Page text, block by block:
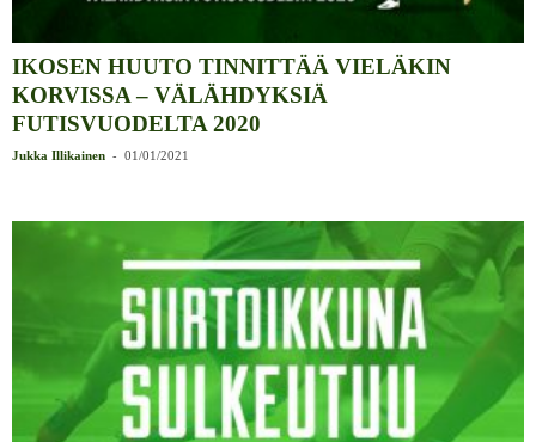
IKOSEN HUUTO TINNITTÄÄ VIELÄKIN
KORVISSA – VÄLÄHDYKSIÄ
FUTISVUODELTA 2020
Jukka Illikainen - 01/01/2021